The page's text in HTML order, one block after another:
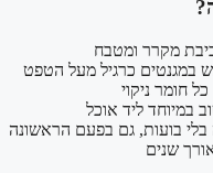
ומטבח
כרגיל מעל הטפט
ליד אוכל
גם בפעם הראשונה